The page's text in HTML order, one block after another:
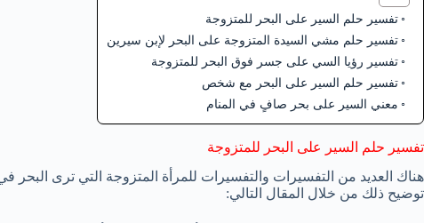
تفسير حلم السير على البحر للمتزوجة
تفسير حلم مشي السيدة المتزوجة على البحر لإبن سيرين
تفسير رؤيا السي على جسر فوق البحر للمتزوجة
تفسير حلم السير على البحر مع شخص
معني السير على بحر صافٍ في المنام
تفسير حلم السير على البحر للمتزوجة
هناك العديد من التفسيرات والتفسيرات للمرأة المتزوجة التي ترى البحر
توضيح ذلك من خلال المقال التالي: